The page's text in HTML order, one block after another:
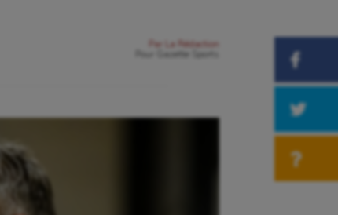
Par
La Rédaction
Gazette Sports